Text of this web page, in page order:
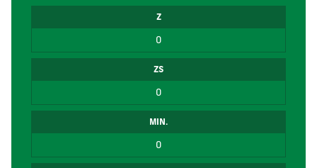
Z
0
ZS
0
MIN.
0